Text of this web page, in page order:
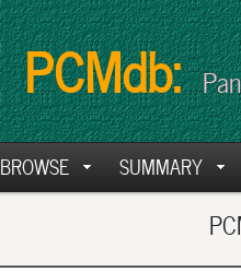
PCMdb:
BROWSE SUMMARY